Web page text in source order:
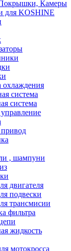
Камеры
для KOSHINE
охлаждения
система
система
, шампуни
двигателя
подвески
трансмисии
фильтра
жидкость
мотокросса